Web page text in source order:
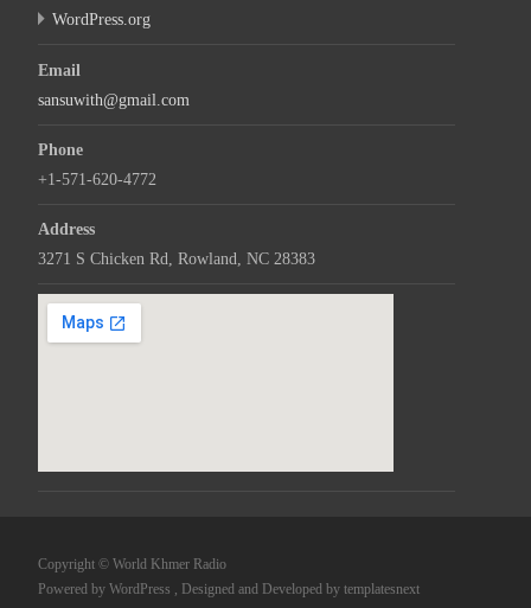
WordPress.org
Email
sansuwith@gmail.com
Phone
+1-571-620-4772
Address
3271 S Chicken Rd, Rowland, NC 28383
Copyright © World Khmer Radio
Powered by WordPress , Designed and Developed by templatesnext